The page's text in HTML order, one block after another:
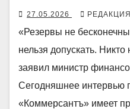
27.05.2026 РЕДАКЦИЯ
«Резервы не
нельзя допускать.
заявил министр
Сегодняшнее интервью
«Коммерсантъ» имеет